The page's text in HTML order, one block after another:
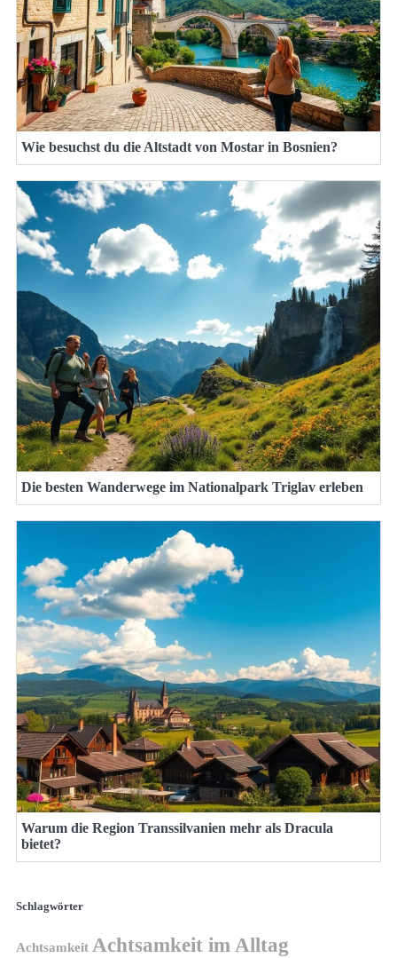
Wie besuchst du die Altstadt von Mostar in Bosnien?
Die besten Wanderwege im Nationalpark Triglav erleben
Warum die Region Transsilvanien mehr als Dracula
bietet?
Schlagwörter
Achtsamkeit Achtsamkeit im Alltag